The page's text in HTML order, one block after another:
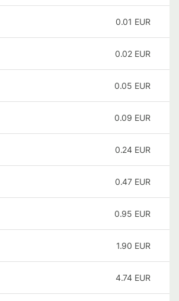
0.01 EUR
0.02 EUR
0.05 EUR
0.09 EUR
0.24 EUR
0.47 EUR
0.95 EUR
1.90 EUR
4.74 EUR